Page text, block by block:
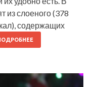
из слоеного (378
содержащих